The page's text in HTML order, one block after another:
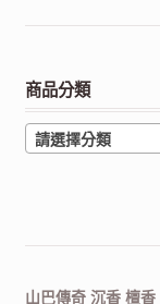
商品分類
請選擇分類
山巴傳奇 沉香 檀